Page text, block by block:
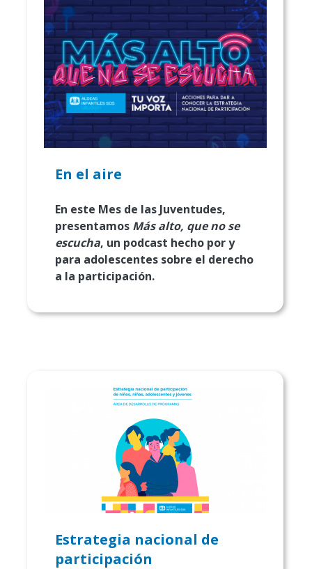
En el aire
En este Mes de las Juventudes,
presentamos Más alto, que no se
escucha, un podcast hecho por y
para adolescentes sobre el derecho
a la participación.
Estrategia nacional de
participación